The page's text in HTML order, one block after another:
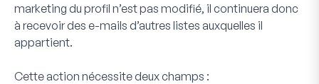
marketing du profil n’est pas modifié, il continuera donc
à recevoir des e-mails d’autres listes auxquelles il
appartient.
Cette action nécessite deux champs :